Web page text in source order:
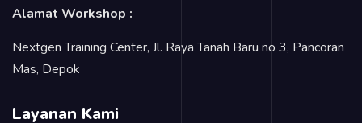
Alamat Workshop :
Nextgen Training Center, Jl. Raya Tanah Baru no 3, Pancoran
Mas, Depok
Layanan Kami